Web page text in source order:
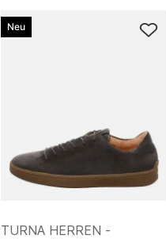
Neu
TURNA HERREN -